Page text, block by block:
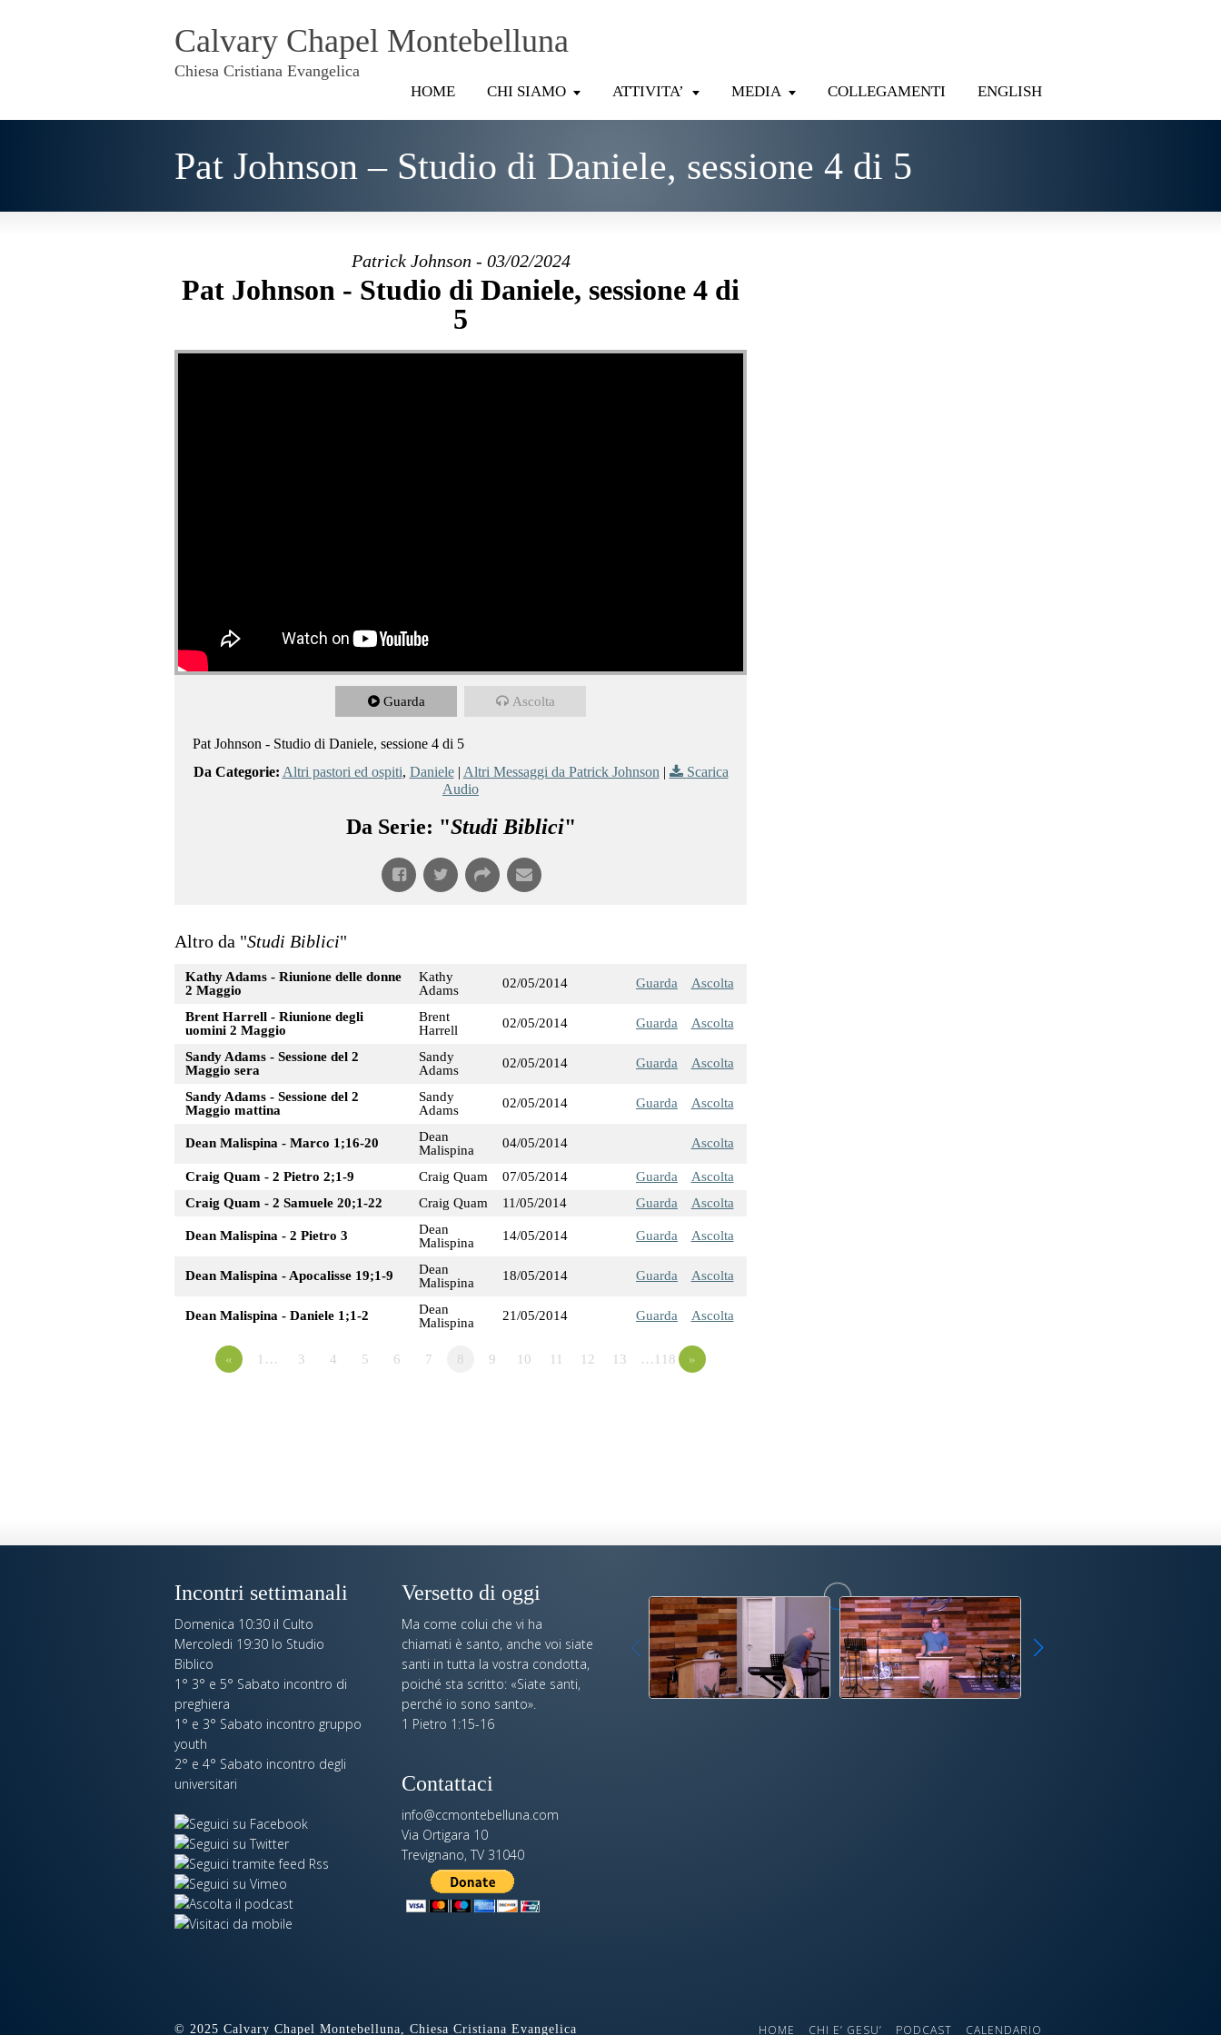
Calvary Chapel Montebelluna
Chiesa Cristiana Evangelica
HOME CHI SIAMO ATTIVITA’ MEDIA COLLEGAMENTI ENGLISH
Pat Johnson – Studio di Daniele, sessione 4 di 5
Patrick Johnson - 03/02/2024
Pat Johnson - Studio di Daniele, sessione 4 di
5
Guarda Ascolta
Pat Johnson - Studio di Daniele, sessione 4 di 5
Da Categorie: Altri pastori ed ospiti, Daniele| Altri Messaggi da Patrick Johnson |
Scarica
Audio
Da Serie: "Studi Biblici"
Altro da "Studi Biblici"
Kathy Adams - Riunione delle donne
2 Maggio
Kathy
Adams
02/05/2014 Guarda Ascolta
Brent Harrell - Riunione degli
uomini 2 Maggio
Brent
Harrell
02/05/2014 Guarda Ascolta
Sandy Adams - Sessione del 2
Maggio sera
Sandy
Adams
02/05/2014 Guarda Ascolta
Sandy Adams - Sessione del 2
Maggio mattina
Sandy
Adams
02/05/2014 Guarda Ascolta
Dean Malispina - Marco 1;16-20
Dean
Malispina
04/05/2014 Ascolta
Craig Quam - 2 Pietro 2;1-9 Craig Quam 07/05/2014 Guarda
Ascolta
Craig Quam - 2 Samuele 20;1-22
Craig Quam 11/05/2014 Guarda Ascolta
Dean Malispina - 2 Pietro 3
Dean
Malispina
14/05/2014 Guarda Ascolta
Dean Malispina - Apocalisse 19;1-9
Dean
Malispina
18/05/2014 Guarda Ascolta
Dean Malispina - Daniele 1;1-2
Dean
Malispina
21/05/2014 Guarda Ascolta
« 1… 3 4 5 6 7 8 9 10 11 12 13 …118 »
Incontri settimanali
Domenica 10:30 il Culto
Mercoledi 19:30 lo Studio
Biblico
1° 3° e 5° Sabato incontro di
preghiera
1° e 3° Sabato incontro gruppo
youth
2° e 4° Sabato incontro degli
universitari
Versetto di oggi
Ma come colui che vi ha
chiamati è santo, anche voi siate
santi in tutta la vostra condotta,
poiché sta scritto: «Siate santi,
perché io sono santo».
1 Pietro 1:15-16
Contattaci
info@ccmontebelluna.com
Via Ortigara 10
Trevignano, TV 31040
HOME CHI E’ GESU’ PODCAST CALENDARIO
© 2025 Calvary Chapel Montebelluna, Chiesa Cristiana Evangelica